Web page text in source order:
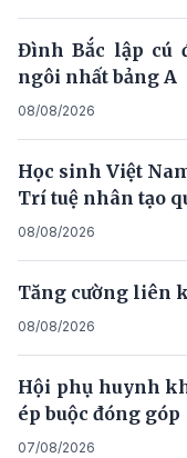
Đình Bắc lập cú
ngôi nhất bảng A
08/08/2026
Học sinh Việt
Trí tuệ nhân tạo
08/08/2026
Tăng cường liên
08/08/2026
Hội phụ huynh
ép buộc đóng góp
07/08/2026